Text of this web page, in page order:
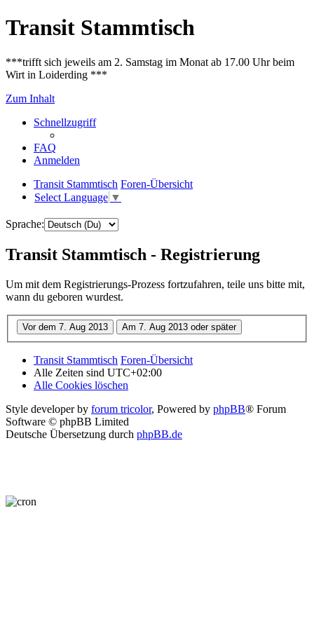
Transit Stammtisch
***trifft sich jeweils am 2. Samstag im Monat ab 17.00 Uhr beim
Wirt in Loiderding ***
Zum Inhalt
Schnellzugriff
FAQ
Anmelden
Transit Stammtisch Foren-Übersicht
Select Language ▼
Sprache:
Transit Stammtisch - Registrierung
Um mit dem Registrierungs-Prozess fortzufahren, teile uns bitte mit,
wann du geboren wurdest.
Transit Stammtisch Foren-Übersicht
Alle Zeiten sind UTC+02:00
Alle Cookies löschen
Style developer by forum tricolor, Powered by phpBB® Forum
Software © phpBB Limited
Deutsche Übersetzung durch phpBB.de